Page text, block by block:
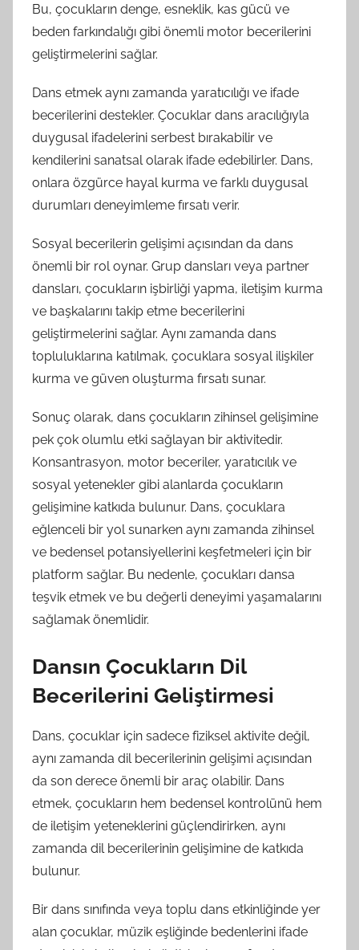
Bu, çocukların denge, esneklik, kas gücü ve
beden farkındalığı gibi önemli motor becerilerini
geliştirmelerini sağlar.
Dans etmek aynı zamanda yaratıcılığı ve ifade
becerilerini destekler. Çocuklar dans aracılığıyla
duygusal ifadelerini serbest bırakabilir ve
kendilerini sanatsal olarak ifade edebilirler. Dans,
onlara özgürce hayal kurma ve farklı duygusal
durumları deneyimleme fırsatı verir.
Sosyal becerilerin gelişimi açısından da dans
önemli bir rol oynar. Grup dansları veya partner
dansları, çocukların işbirliği yapma, iletişim kurma
ve başkalarını takip etme becerilerini
geliştirmelerini sağlar. Aynı zamanda dans
topluluklarına katılmak, çocuklara sosyal ilişkiler
kurma ve güven oluşturma fırsatı sunar.
Sonuç olarak, dans çocukların zihinsel gelişimine
pek çok olumlu etki sağlayan bir aktivitedir.
Konsantrasyon, motor beceriler, yaratıcılık ve
sosyal yetenekler gibi alanlarda çocukların
gelişimine katkıda bulunur. Dans, çocuklara
eğlenceli bir yol sunarken aynı zamanda zihinsel
ve bedensel potansiyellerini keşfetmeleri için bir
platform sağlar. Bu nedenle, çocukları dansa
teşvik etmek ve bu değerli deneyimi yaşamalarını
sağlamak önemlidir.
Dansın Çocukların Dil
Becerilerini Geliştirmesi
Dans, çocuklar için sadece fiziksel aktivite değil,
aynı zamanda dil becerilerinin gelişimi açısından
da son derece önemli bir araç olabilir. Dans
etmek, çocukların hem bedensel kontrolünü hem
de iletişim yeteneklerini güçlendirirken, aynı
zamanda dil becerilerinin gelişimine de katkıda
bulunur.
Bir dans sınıfında veya toplu dans etkinliğinde yer
alan çocuklar, müzik eşliğinde bedenlerini ifade